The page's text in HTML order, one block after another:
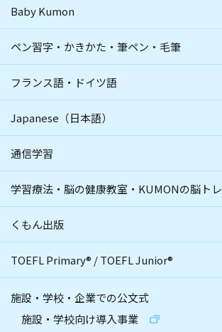
Baby Kumon
ペン習字・かきかた・筆ペン・毛筆
フランス語・ドイツ語
Japanese（日本語）
通信学習
学習療法・脳の健康教室・KUMONの脳トレ
くもん出版
TOEFL Primary® /TOEFL Junior®
施設・学校・企業での公文式
施設・学校向け導入事業